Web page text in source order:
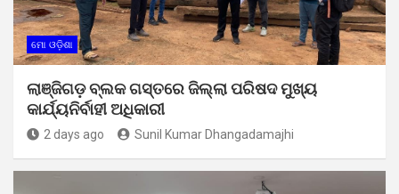
ମୋ ଓଡ଼ିଶା
ଲାଞ୍ଜିଗଡ଼ ବ୍ଲକ ଗସ୍ତରେ ଜିଲ୍ଲା ପରିଷଦ ମୁଖ୍ୟ
କାର୍ଯ୍ୟନିର୍ବାହୀ ଅଧିକାରୀ
2 days ago Sunil Kumar Dhangadamajhi